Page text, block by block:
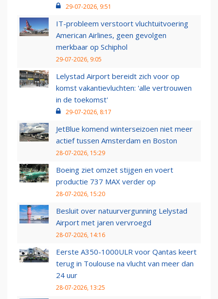
29-07-2026, 9:51
IT-probleem verstoort vluchtuitvoering
American Airlines, geen gevolgen
merkbaar op Schiphol
29-07-2026, 9:05
Lelystad Airport bereidt zich voor op
komst vakantievluchten: 'alle vertrouwen
in de toekomst'
29-07-2026, 8:17
JetBlue komend winterseizoen niet meer
actief tussen Amsterdam en Boston
28-07-2026, 15:29
Boeing ziet omzet stijgen en voert
productie 737 MAX verder op
28-07-2026, 15:20
Besluit over natuurvergunning Lelystad
Airport met jaren vervroegd
28-07-2026, 14:16
Eerste A350-1000ULR voor Qantas keert
terug in Toulouse na vlucht van meer dan
24 uur
28-07-2026, 13:25